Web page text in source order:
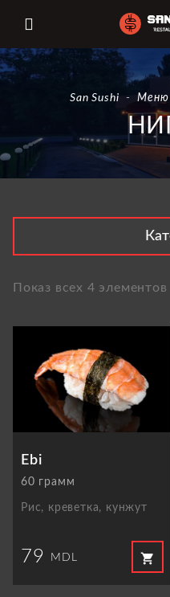
San Sushi - Меню
Показ всех 4 элементов
Ebi
60 грамм
Рис, креветка, кунжут
79 MDL shopping_cart